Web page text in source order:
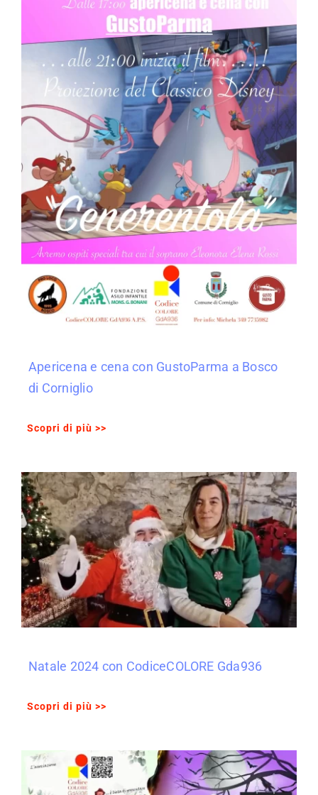
Apericena e cena con GustoParma a Bosco
di Corniglio
Scopri di più >>
Natale 2024 con CodiceCOLORE Gda936
Scopri di più >>